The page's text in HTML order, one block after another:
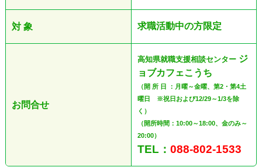
対 象 求職活動中の方限定
お問合せ
高知県就職支援相談センター ジ
ョブカフェこうち
（開 所 日 ：月曜～金曜、第2・第4土
曜日 ※祝日および12/29～1/3を除
く）
（開所時間：10:00～18:00、金のみ～
20:00）
TEL： 088-802-1533